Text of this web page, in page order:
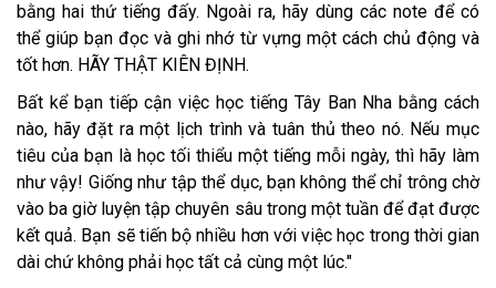
bằng hai thứ tiếng đấy. Ngoài ra, hãy dùng các note để có
thể giúp bạn đọc và ghi nhớ từ vựng một cách chủ động và
tốt hơn. HÃY THẬT KIÊN ĐỊNH.
Bất kể bạn tiếp cận việc học tiếng Tây Ban Nha bằng cách
nào, hãy đặt ra một lịch trình và tuân thủ theo nó. Nếu mục
tiêu của bạn là học tối thiểu một tiếng mỗi ngày, thì hãy làm
như vậy! Giống như tập thể dục, bạn không thể chỉ trông chờ
vào ba giờ luyện tập chuyên sâu trong một tuần để đạt được
kết quả. Bạn sẽ tiến bộ nhiều hơn với việc học trong thời gian
dài chứ không phải học tất cả cùng một lúc."